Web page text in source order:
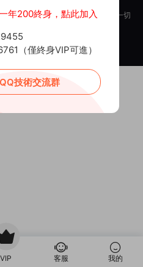
途，請購買正版授權，否則産生的一切
All Rights Reserved
蜀ICP備2022016462号-2
VIP 客服 我的
年200終身，點此加入
（僅終身VIP可進）
技術交流群